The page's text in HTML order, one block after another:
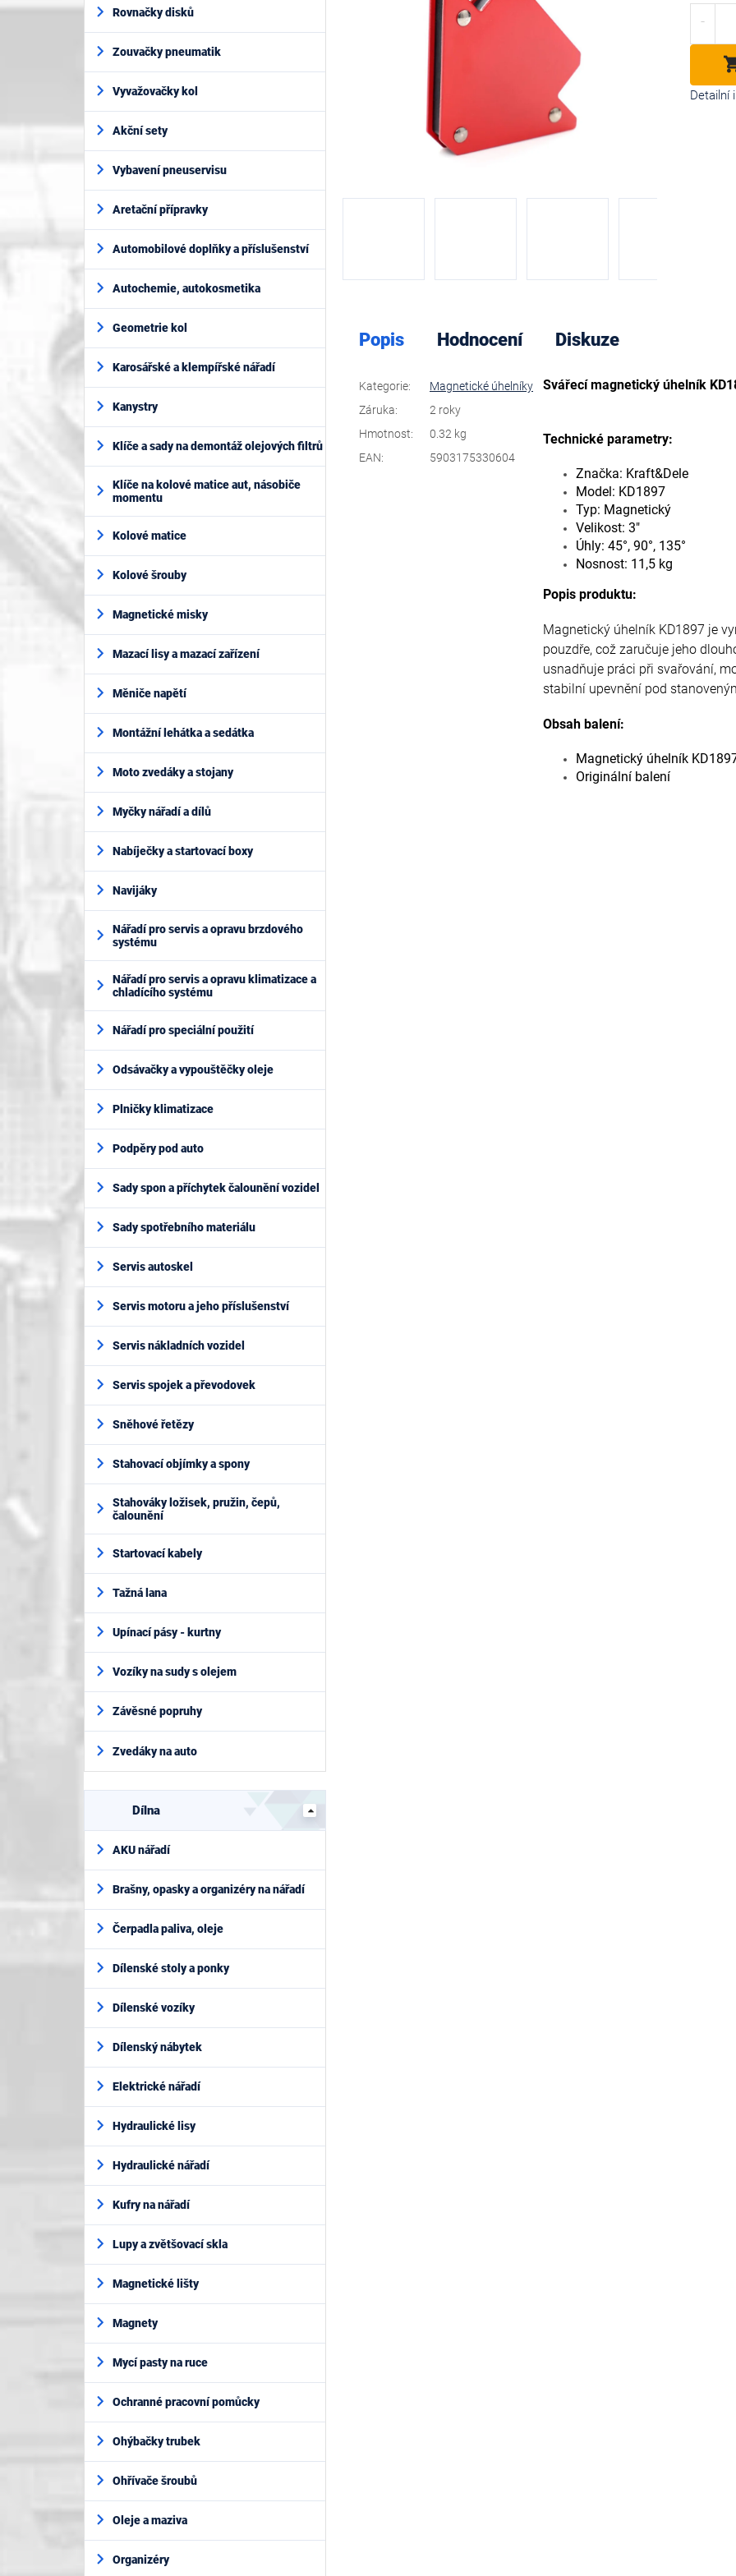
í
e
Rovnačky disků
Zouvačky pneumatik
Vyvažovačky kol
Akční sety
Vybavení pneuservisu
Aretační přípravky
Automobilové doplňky a příslušenství
Autochemie, autokosmetika
Geometrie kol
Karosářské a klempířské nářadí
Kanystry
Klíče a sady na demontáž olejových filtrů
Klíče na kolové matice aut, násobiče
momentu
Kolové matice
Kolové šrouby
Magnetické misky
Mazací lisy a mazací zařízení
Měniče napětí
Montážní lehátka a sedátka
Moto zvedáky a stojany
Myčky nářadí a dílů
Nabíječky a startovací boxy
Navijáky
Nářadí pro servis a opravu brzdového
systému
Nářadí pro servis a opravu klimatizace a
chladícího systému
Nářadí pro speciální použití
Odsávačky a vypouštěčky oleje
Plničky klimatizace
Podpěry pod auto
Sady spon a příchytek čalounění vozidel
Sady spotřebního materiálu
Servis autoskel
Servis motoru a jeho příslušenství
Servis nákladních vozidel
Servis spojek a převodovek
Sněhové řetězy
Stahovací objímky a spony
Stahováky ložisek, pružin, čepů,
čalounění
Startovací kabely
Tažná lana
Upínací pásy - kurtny
Vozíky na sudy s olejem
Závěsné popruhy
Zvedáky na auto
Dílna
AKU nářadí
Brašny, opasky a organizéry na nářadí
Čerpadla paliva, oleje
Dílenské stoly a ponky
Dílenské vozíky
Dílenský nábytek
Elektrické nářadí
Hydraulické lisy
Hydraulické nářadí
Kufry na nářadí
Lupy a zvětšovací skla
Magnetické lišty
Magnety
Mycí pasty na ruce
Ochranné pracovní pomůcky
Ohýbačky trubek
Ohřívače šroubů
Oleje a maziva
Organizéry
Detailní
Popis Hodnocení Diskuze
Svářecí magnetický úhelník
Technické parametry:
Značka: Kraft&Dele
Model: KD1897
Typ: Magnetický
Velikost: 3"
Úhly: 45°, 90°, 135°
Nosnost: 11,5 kg
Popis produktu:
Magnetický úhelník KD1897 je
pouzdře, což zaručuje jeho
usnadňuje práci při svařování,
stabilní upevnění pod
Obsah balení:
Magnetický úhelník
Originální balení
Kategorie:
Magnetické úhelníky
Záruka:
2 roky
Hmotnost:
0.32 kg
EAN: 5903175330604